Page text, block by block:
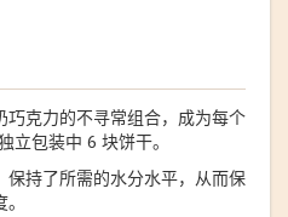
巧克力的不寻常组合，成为每个
立包装中 6 块饼干。
保持了所需的水分水平，从而保